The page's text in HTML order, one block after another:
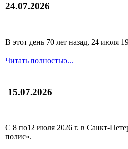
24.07.2026
В этот день 70 лет назад, 24 июля
Читать полностью...
15.07.2026
С 8 по12 июля 2026 г. в Санкт-
полис».